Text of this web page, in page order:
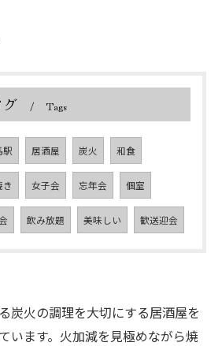
グ Tags
駅 居酒屋 炭火 和食
き 女子会 忘年会 個室
飲み放題 美味しい 歓送迎会
炭火の調理を大切にする居酒屋を
います。火加減を見極めながら焼